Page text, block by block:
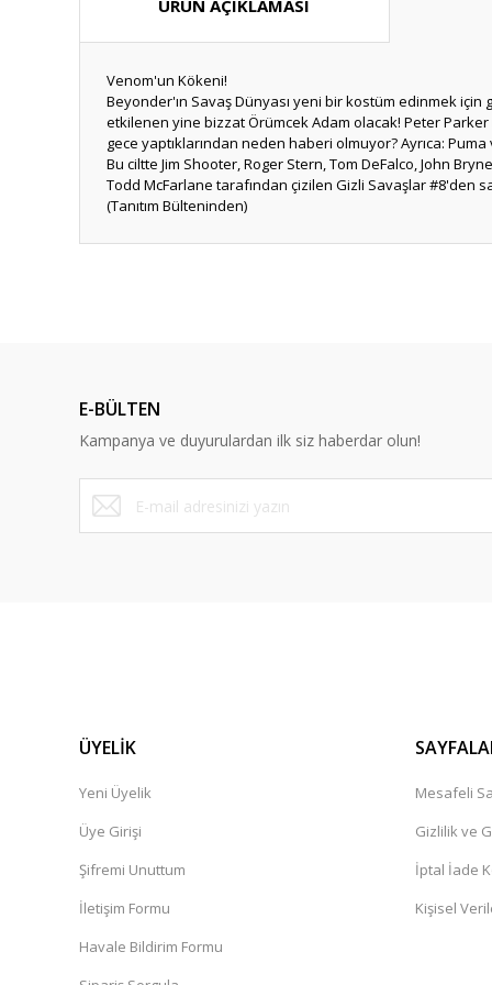
ÜRÜN AÇIKLAMASI
Venom'un Kökeni!
Beyonder'ın Savaş Dünyası yeni bir kostüm edinmek için
etkilenen yine bizzat Örümcek Adam olacak! Peter Parker
gece yaptıklarından neden haberi olmuyor? Ayrıca:
Bu ciltte Jim Shooter, Roger Stern, Tom DeFalco, John
Todd McFarlane tarafından çizilen Gizli Savaşlar #8'den
(Tanıtım Bülteninden)
Ürün bilgilerinde hatalar bulunuyor.
Ürün fiyatı diğer sitelerden daha pahalı.
Bu ürüne benzer farklı alternatifler olmalı.
E-BÜLTEN
Kampanya ve duyurulardan ilk siz haberdar olun!
ÜYELİK
Yeni Üyelik
Üye Girişi
Şifremi Unuttum
İletişim Formu
Havale Bildirim Formu
Mesafeli
Gizlilik ve
İptal İade
Kişisel